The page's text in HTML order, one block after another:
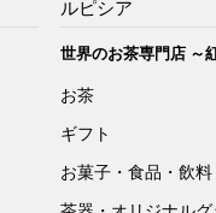
ルピシア
世界のお茶専門店 ～
お茶
ギフト
お菓子・食品・飲料